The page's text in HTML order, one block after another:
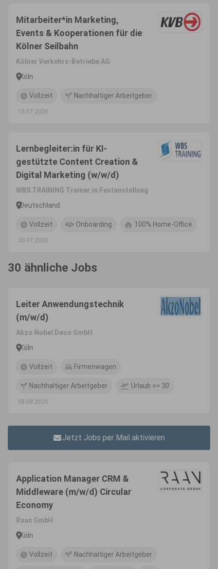
Mitarbeiter*in Marketing,
Events & Kooperationen für die
Kölner Seilbahn
Kölner Verkehrs-Betriebe AG
Köln
Vollzeit Nachhaltiger Arbeitgeber
15.07.2026
Lernbegleiter:in für KI-
gestützte Content Creation &
Digital Marketing (w/w/d)
WBS TRAINING Trainer:in Festanstellung
Deutschland
Vollzeit Onboarding 100% Home-Office
30.07.2026
30 ähnliche Jobs
Leiter Anwendungstechnik
(m/w/d)
Akzo Nobel Deco GmbH
Köln
Vollzeit Firmenwagen
Nachhaltiger Arbeitgeber Urlaub >= 30
08.08.2026
Jetzt Jobs per Mail aktivieren
Application Manager CRM &
Middleware (m/w/d) Circular
Economy
Raan GmbH
Köln
Vollzeit Nachhaltiger Arbeitgeber